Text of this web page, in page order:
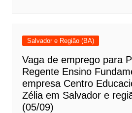
Salvador e Região (BA)
Vaga de emprego para
Regente Ensino
empresa Centro
Zélia em Salvador e
(05/09)